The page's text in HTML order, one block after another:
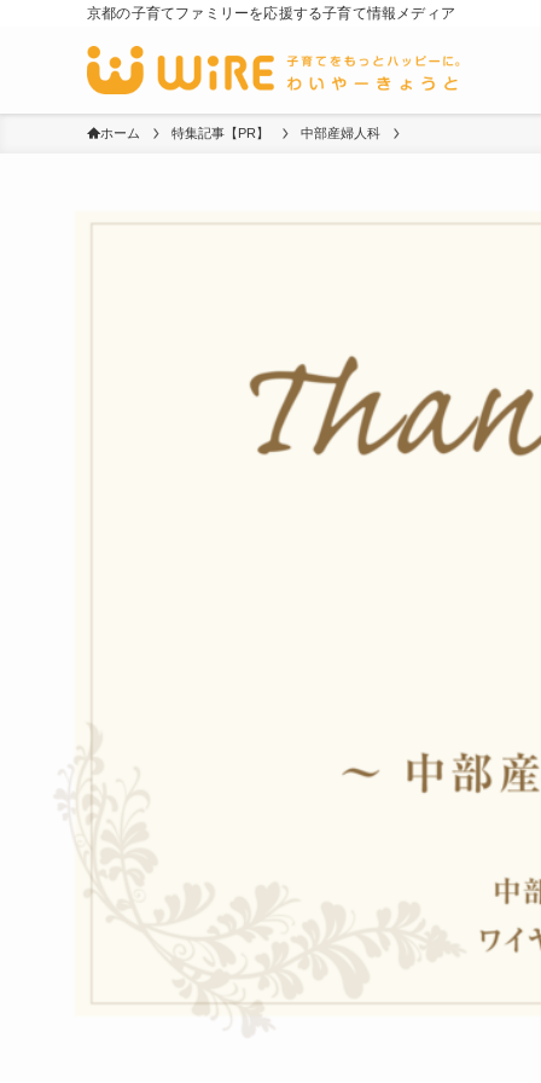
京都の子育てファミリーを応援する子育て情報メディア
ホーム 特集記事【PR】 中部産婦人科